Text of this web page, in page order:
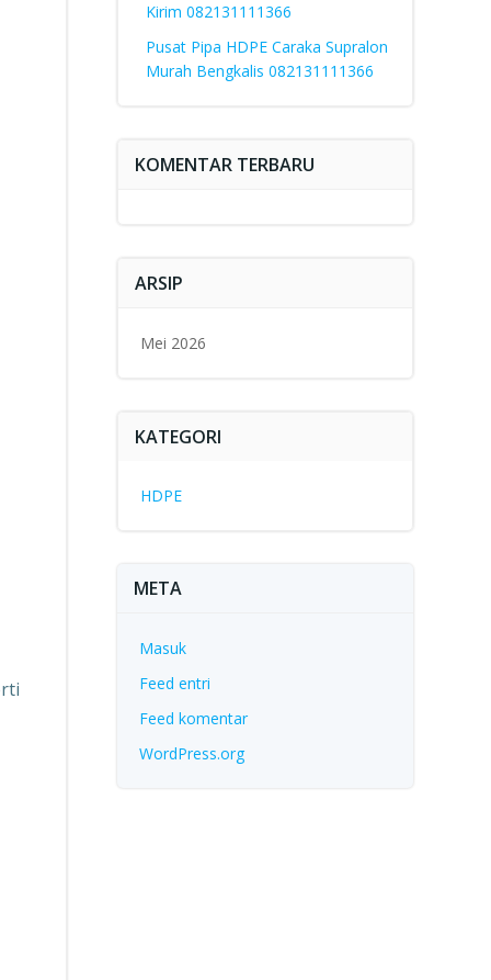
Kirim 082131111366
Pusat Pipa HDPE Caraka Supralon
Murah Bengkalis 082131111366
KOMENTAR TERBARU
ARSIP
Mei 2026
KATEGORI
HDPE
META
Masuk
Feed entri
Feed komentar
WordPress.org